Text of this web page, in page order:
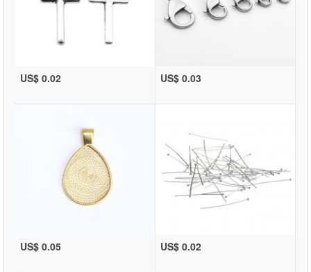
US$ 0.02 US$ 0.03
US$ 0.05 US$ 0.02